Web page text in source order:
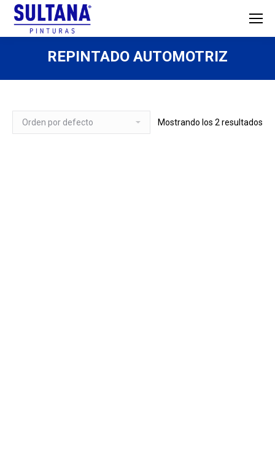
REPINTADO AUTOMOTRIZ
Mostrando los 2 resultados